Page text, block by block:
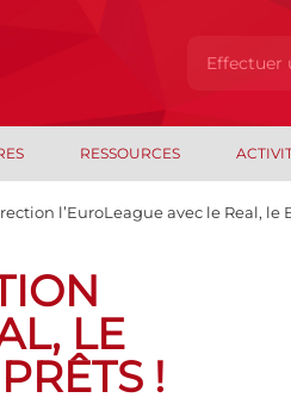
RESSOURCES
l’EuroLeague avec le Real, le
LE
!